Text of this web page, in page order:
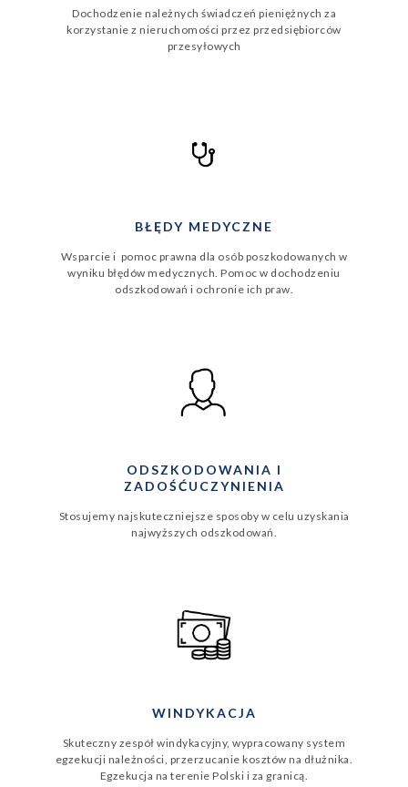
Dochodzenie należnych świadczeń pieniężnych za
korzystanie z nieruchomości przez przedsiębiorców
przesyłowych
BŁĘDY MEDYCZNE
Wsparcie i pomoc prawna dla osób poszkodowanych w
wyniku błędów medycznych. Pomoc w dochodzeniu
odszkodowań i ochronie ich praw.
ODSZKODOWANIA I
ZADOŚĆUCZYNIENIA
Stosujemy najskuteczniejsze sposoby w celu uzyskania
najwyższych odszkodowań.
WINDYKACJA
Skuteczny zespół windykacyjny, wypracowany system
egzekucji należności, przerzucanie kosztów na dłużnika.
Egzekucja na terenie Polski i za granicą.